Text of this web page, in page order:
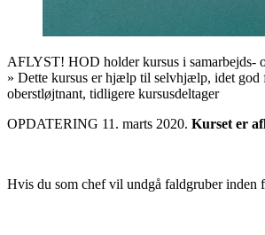
AFLYST! HOD holder kursus i samarbejds-
» Dette kursus er hjælp til selvhjælp, idet god
oberstløjtnant, tidligere kursusdeltager
OPDATERING 11. marts 2020. Kurset er
Hvis du som chef vil undgå faldgruber inden